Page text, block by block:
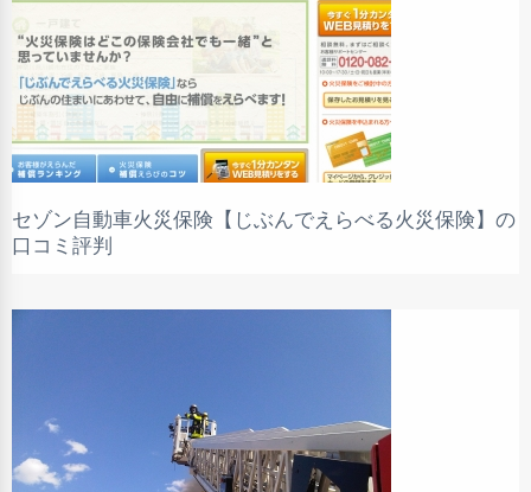
セゾン自動車火災保険【じぶんでえらべる火災保険】の
口コミ評判